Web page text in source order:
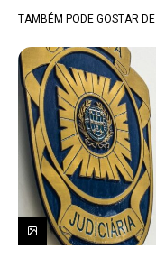
TAMBÉM PODE GOSTAR DE